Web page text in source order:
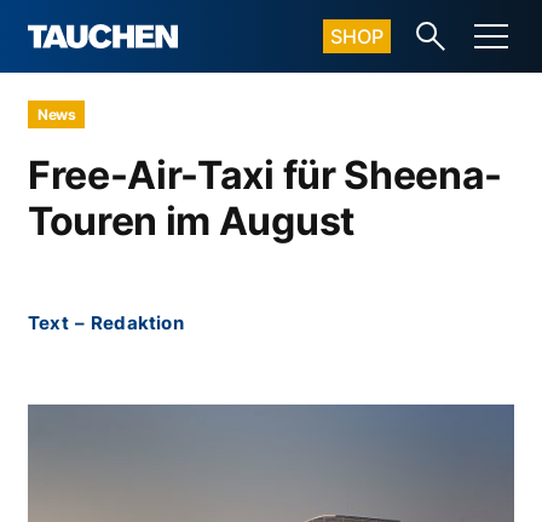
SHOP
News
Free-Air-Taxi für Sheena-
Touren im August
Text – Redaktion